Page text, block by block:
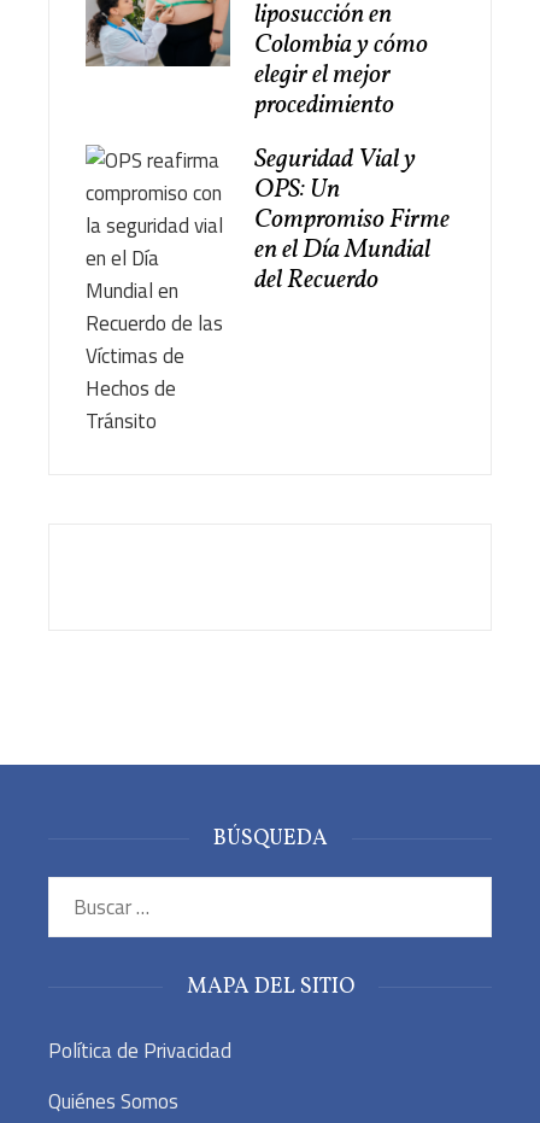
liposucción en
Colombia y cómo
elegir el mejor
procedimiento
Seguridad Vial y
OPS: Un
Compromiso Firme
en el Día Mundial
del Recuerdo
BÚSQUEDA
MAPA DEL SITIO
Política de Privacidad
Quiénes Somos